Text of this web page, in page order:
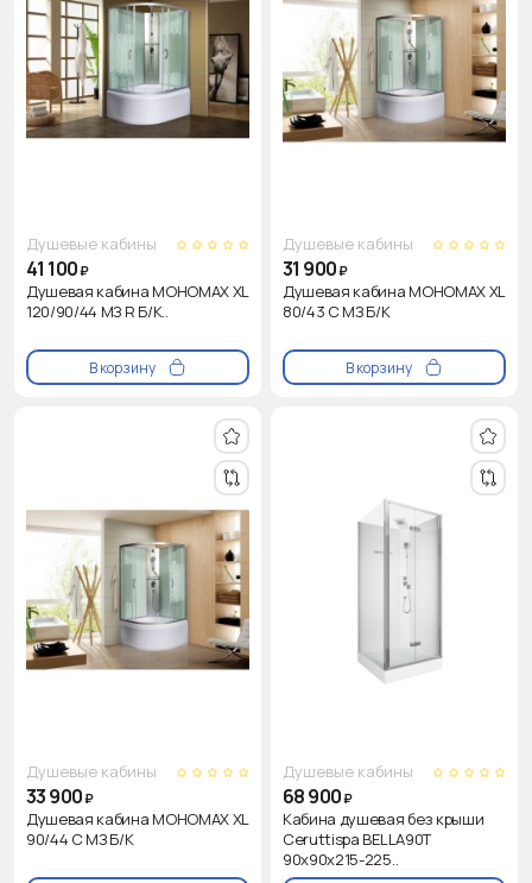
Душевые кабины
41 100₽
Душевая кабина МОНОМАХ XL
120/90/44 МЗ R Б/К..
В корзину
Душевые кабины
31 900₽
Душевая кабина МОНОМАХ XL
80/43 С МЗ Б/К
В корзину
Душевые кабины
33 900₽
Душевая кабина МОНОМАХ XL
90/44 С МЗ Б/К
Душевые кабины
68 900₽
Кабина душевая без крыши
Ceruttispa BELLA90T
90x90x215-225..